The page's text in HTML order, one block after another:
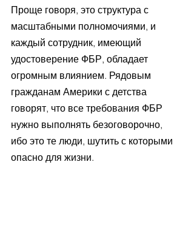
Проще говоря, это структура с
масштабными полномочиями, и
каждый сотрудник, имеющий
удостоверение ФБР, обладает
огромным влиянием. Рядовым
гражданам Америки с детства
говорят, что все требования ФБР
нужно выполнять безоговорочно,
ибо это те люди, шутить с которыми
опасно для жизни.